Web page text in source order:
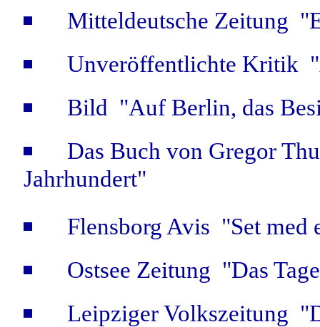
Mitteldeutsche Zeitung
Unveröffentlichte Kritik
Bild "Auf Berlin, das
Das Buch von Gregor
Jahrhundert"
Flensborg Avis "Set med
Ostsee Zeitung "Das
Leipziger Volkszeitung